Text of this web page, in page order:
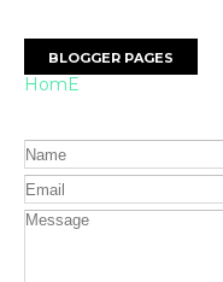
BLOGGER PAGES
HomE